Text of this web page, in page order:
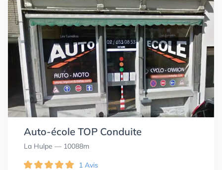
Auto-école TOP Conduite
La Hulpe — 10088m
1 Avis